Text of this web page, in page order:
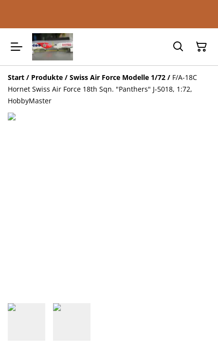
Start / Produkte / Swiss Air Force Modelle 1/72 / F/A-18C
Hornet Swiss Air Force 18th Sqn. "Panthers" J-5018, 1:72,
HobbyMaster